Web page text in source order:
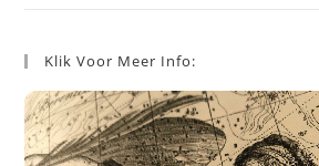
Klik Voor Meer Info: